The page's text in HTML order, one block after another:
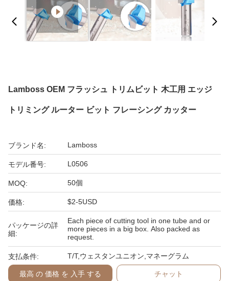
Lamboss OEM フラッシュ トリムビット 木工用 エッジ
トリミング ルーター ビット フレーシング カッター
ブランド名: Lamboss
モデル番号: L0506
MOQ: 50個
価格: $2-5USD
パッケージの詳
細:
Each piece of cutting tool in one tube and or
more pieces in a big box. Also packed as
request.
支払条件: T/T,ウェスタンユニオン,マネーグラム
最高 の 価格 を 入手 する チャット